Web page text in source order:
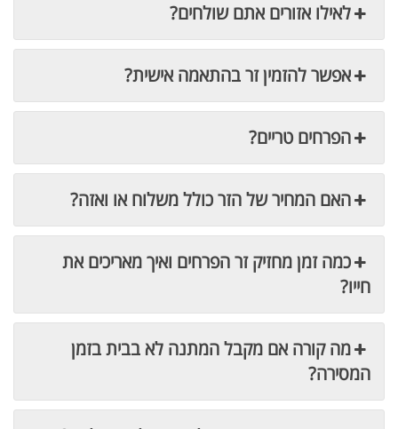
לאילו אזורים אתם שולחים?
אפשר להזמין זר בהתאמה אישית?
הפרחים טריים?
האם המחיר של הזר כולל משלוח או ואזה?
כמה זמן מחזיק זר הפרחים ואיך מאריכים את
חייו?
מה קורה אם מקבל המתנה לא בבית בזמן
המסירה?